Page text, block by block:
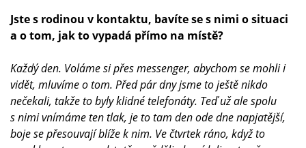
Jste s rodinou v kontaktu, bavíte se s nimi o situaci
a o tom, jak to vypadá přímo na místě?
Každý den. Voláme si přes messenger, abychom se mohli i
vidět, mluvíme o tom. Před pár dny jsme to ještě nikdo
nečekali, takže to byly klidné telefonáty. Teď už ale spolu
s nimi vnímáme ten tlak, je to tam den ode dne napjatější,
boje se přesouvají blíže k nim. Ve čtvrtek ráno, když to